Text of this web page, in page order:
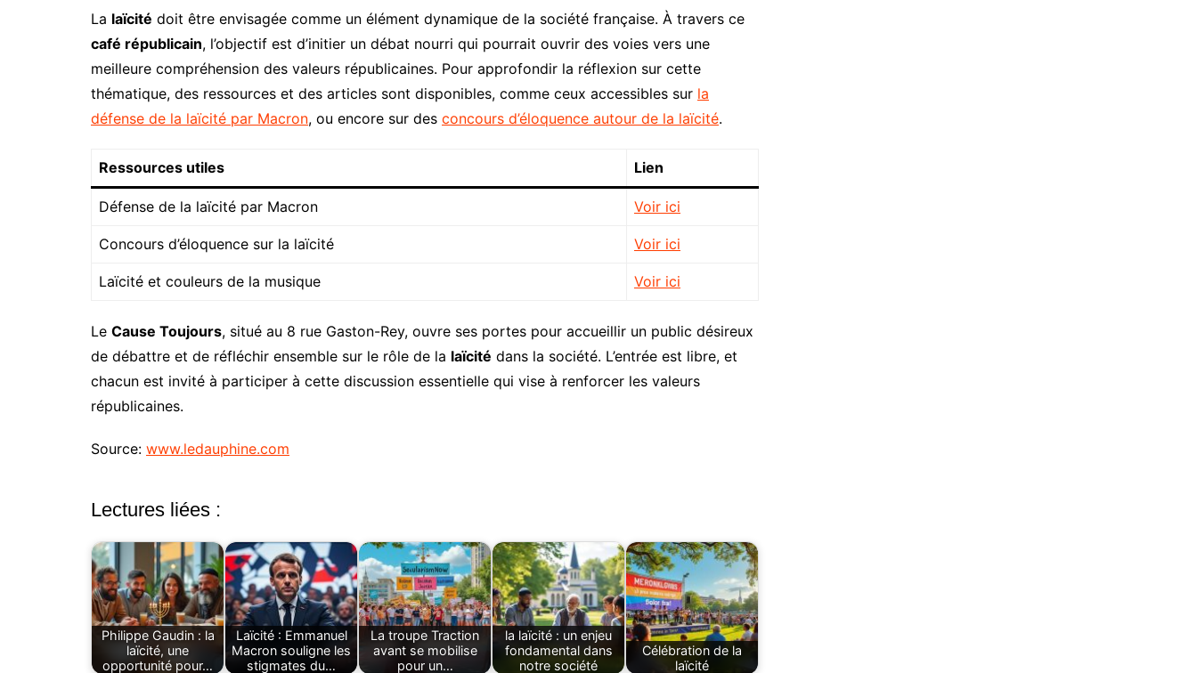
La laïcité doit être envisagée comme un élément dynamique de la société française. À travers ce
café républicain, l’objectif est d’initier un débat nourri qui pourrait ouvrir des voies vers une
meilleure compréhension des valeurs républicaines. Pour approfondir la réflexion sur cette
thématique, des ressources et des articles sont disponibles, comme ceux accessibles sur la
défense de la laïcité par Macron, ou encore sur des concours d’éloquence autour de la laïcité.
Ressources utiles Lien
Défense de la laïcité par Macron Voir ici
Concours d’éloquence sur la laïcité Voir ici
Laïcité et couleurs de la musique Voir ici
Le Cause Toujours, situé au 8 rue Gaston-Rey, ouvre ses portes pour accueillir un public désireux
de débattre et de réfléchir ensemble sur le rôle de la laïcité dans la société. L’entrée est libre, et
chacun est invité à participer à cette discussion essentielle qui vise à renforcer les valeurs
républicaines.
Source: www.ledauphine.com
Lectures liées :
Philippe Gaudin : la
laïcité, une
opportunité pour…
Laïcité : Emmanuel
Macron souligne les
stigmates du…
La troupe Traction
avant se mobilise
pour un…
la laïcité : un enjeu
fondamental dans
notre société
Célébration de la
laïcité